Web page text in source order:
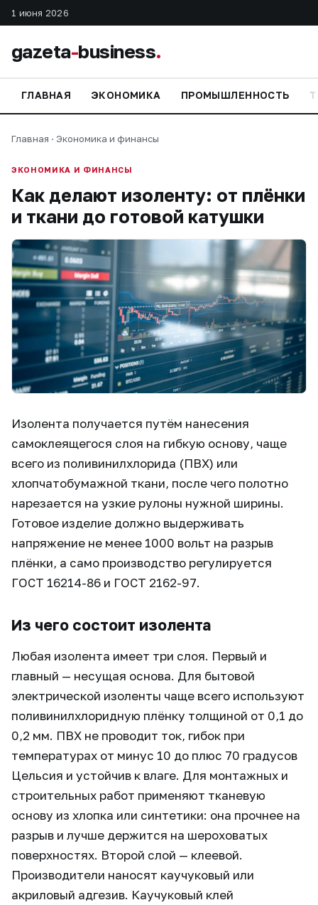
1 июня 2026
gazeta-business.
ГЛАВНАЯ ЭКОНОМИКА ПРОМЫШЛЕННОСТЬ
Главная · Экономика и финансы
ЭКОНОМИКА И ФИНАНСЫ
Как делают изоленту: от плёнки
и ткани до готовой катушки
Изолента получается путём нанесения
самоклеящегося слоя на гибкую основу, чаще
всего из поливинилхлорида (ПВХ) или
хлопчатобумажной ткани, после чего полотно
нарезается на узкие рулоны нужной ширины.
Готовое изделие должно выдерживать
напряжение не менее 1000 вольт на разрыв
плёнки, а само производство регулируется
ГОСТ 16214-86 и ГОСТ 2162-97.
Из чего состоит изолента
Любая изолента имеет три слоя. Первый и
главный — несущая основа. Для бытовой
электрической изоленты чаще всего используют
поливинилхлоридную плёнку толщиной от 0,1 до
0,2 мм. ПВХ не проводит ток, гибок при
температурах от минус 10 до плюс 70 градусов
Цельсия и устойчив к влаге. Для монтажных и
строительных работ применяют тканевую
основу из хлопка или синтетики: она прочнее на
разрыв и лучше держится на шероховатых
поверхностях. Второй слой — клеевой.
Производители наносят каучуковый или
акриловый адгезив. Каучуковый клей